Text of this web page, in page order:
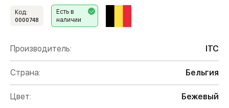
Код:
0000748
Есть в
наличии
Производитель: ITC
Страна: Бельгия
Цвет: Бежевый